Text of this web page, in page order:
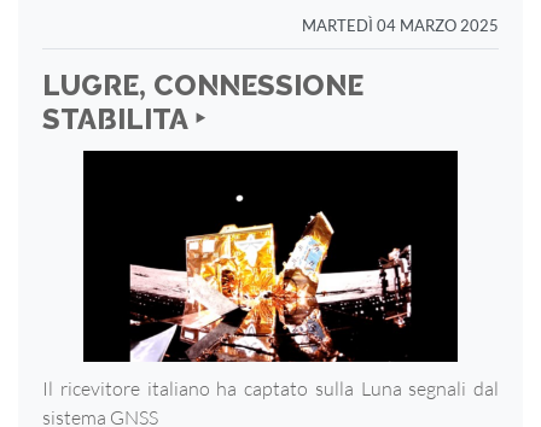
MARTEDÌ 04 MARZO 2025
LUGRE, CONNESSIONE
STABILITA ‣
Il ricevitore italiano ha captato sulla Luna segnali dal
sistema GNSS